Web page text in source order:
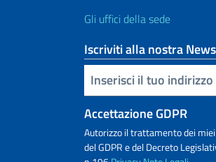
Gli uffici della sede
Iscriviti alla nostra
Inserisci la tua email
Accettazione GDPR
Autorizzo il trattamento dei
del GDPR e del Decreto